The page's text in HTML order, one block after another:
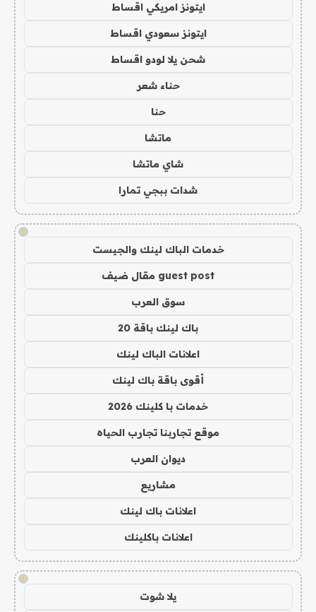
ايتونز امريكي اقساط
ايتونز سعودي اقساط
شحن يلا لودو اقساط
حناء شعر
حنا
ماتشا
شاي ماتشا
شدات ببجي تمارا
!
خدمات الباك لينك والجيست
guest post مقال ضيف
سوق العرب
باك لينك باقة 20
اعلانات الباك لينك
أقوى باقة باك لينك
خدمات با كلينك 2026
موقع تجاربنا تجارب الحياه
ديوان العرب
مشاريع
اعلانات باك لينك
اعلانات باكلينك
!
يلا شوت